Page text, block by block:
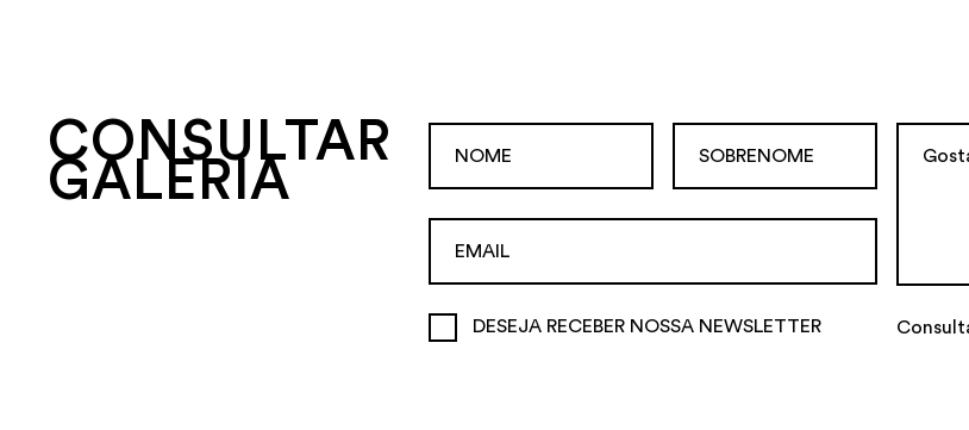
CONSULTAR
GALERIA
DESEJA RECEBER NOSSA NEWSLETTER